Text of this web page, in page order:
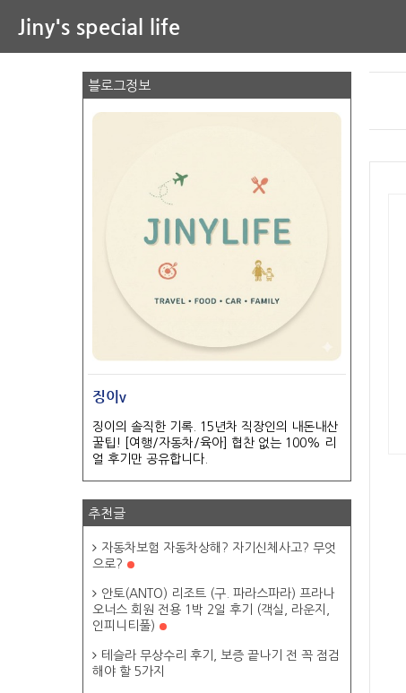
Jiny's special life
블로그정보
징이v
징이의 솔직한 기록. 15년차 직장인의 내돈내산
꿀팁! [여행/자동차/육아] 협찬 없는 100% 리
얼 후기만 공유합니다.
추천글
자동차보험 자동차상해? 자기신체사고? 무엇
으로?
안토(ANTO) 리조트 (구. 파라스파라) 프라나
오너스 회원 전용 1박 2일 후기 (객실, 라운지,
인피니티풀)
테슬라 무상수리 후기, 보증 끝나기 전 꼭 점검
해야 할 5가지